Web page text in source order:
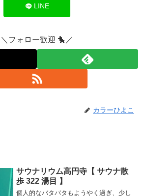
LINE
＼フォロー歓迎 🐤／
カラーひよこ
サウナリウム高円寺【 サウナ散
歩 322 湯目 】
個人的なバタバタもようやく過ぎ、少し